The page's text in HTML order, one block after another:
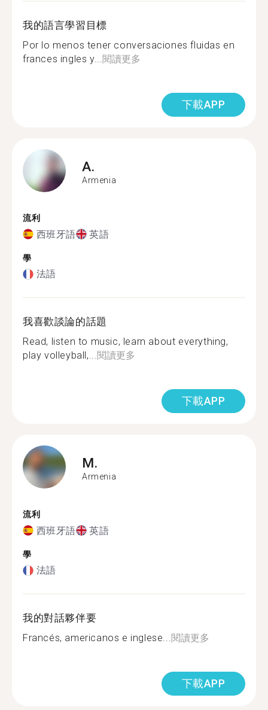
我的語言學習目標
Por lo menos tener conversaciones fluidas en
frances ingles y...閱讀更多
下載APP
A.
Armenia
流利
西班牙語 英語
學
法語
我喜歡談論的話題
Read, listen to music, learn about everything,
play volleyball,...閱讀更多
下載APP
M.
Armenia
流利
西班牙語 英語
學
法語
我的對話夥伴要
Francés, americanos e inglese...閱讀更多
下載APP